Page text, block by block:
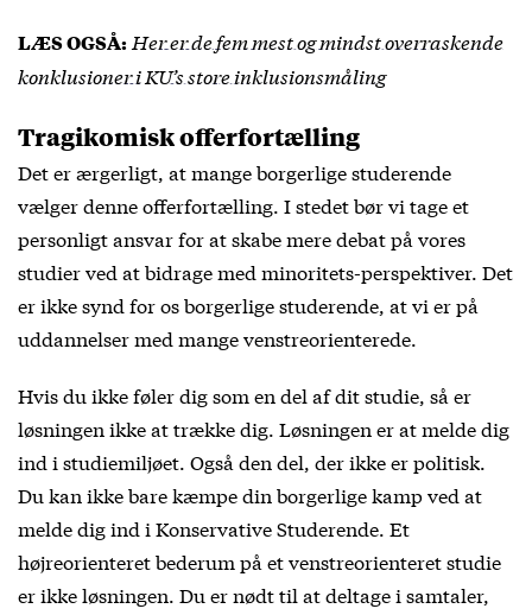
LÆS OGSÅ: Her er de fem mest og mindst overraskende
konklusioner i KU’s store inklusionsmåling
Tragikomisk offerfortælling
Det er ærgerligt, at mange borgerlige studerende
vælger denne offerfortælling. I stedet bør vi tage et
personligt ansvar for at skabe mere debat på vores
studier ved at bidrage med minoritets-perspektiver. Det
er ikke synd for os borgerlige studerende, at vi er på
uddannelser med mange venstreorienterede.
Hvis du ikke føler dig som en del af dit studie, så er
løsningen ikke at trække dig. Løsningen er at melde dig
ind i studiemiljøet. Også den del, der ikke er politisk.
Du kan ikke bare kæmpe din borgerlige kamp ved at
melde dig ind i Konservative Studerende. Et
højreorienteret bederum på et venstreorienteret studie
er ikke løsningen. Du er nødt til at deltage i samtaler,